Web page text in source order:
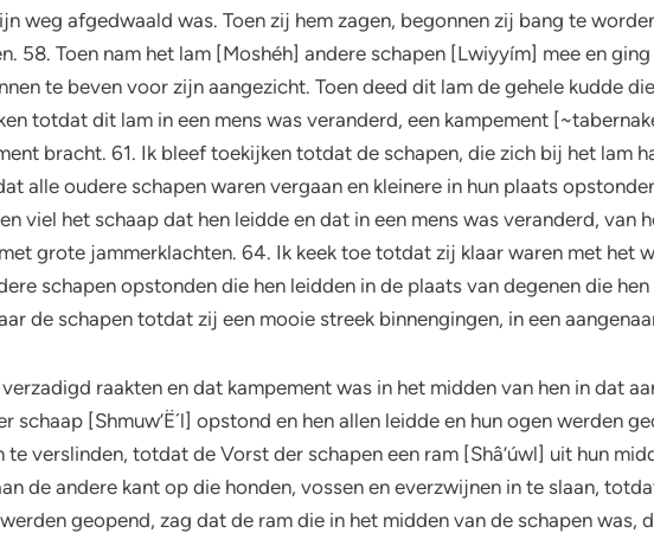
weg afgedwaald was. Toen zij hem zagen, begonnen zij bang te
58. Toen nam het lam [Moshéh] andere schapen [Lwiyyím] mee en
te beven voor zijn aangezicht. Toen deed dit lam de gehele kudde
totdat dit lam in een mens was veranderd, een kampement
bracht. 61. Ik bleef toekijken totdat de schapen, die zich bij het lam
alle oudere schapen waren vergaan en kleinere in hun plaats
viel het schaap dat hen leidde en dat in een mens was veranderd, van
grote jammerklachten. 64. Ik keek toe totdat zij klaar waren met het
schapen opstonden die hen leidden in de plaats van degenen die
de schapen totdat zij een mooie streek binnengingen, in een
raakten en dat kampement was in het midden van hen in dat
schaap [Shmuw’Ë´l] opstond en hen allen leidde en hun ogen werden
verslinden, totdat de Vorst der schapen een ram [Shâ’úwl] uit hun
de andere kant op die honden, vossen en everzwijnen in te slaan,
werden geopend, zag dat de ram die in het midden van de schapen